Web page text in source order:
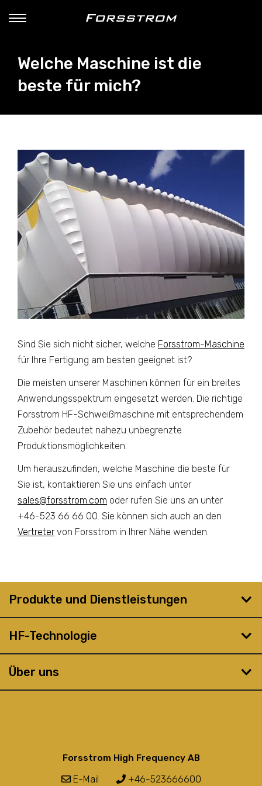
Welche Maschine ist die
beste für mich?
Sind Sie sich nicht sicher, welche Forsstrom-Maschine
für Ihre Fertigung am besten geeignet ist?
Die meisten unserer Maschinen können für ein breites
Anwendungsspektrum eingesetzt werden. Die richtige
Forsstrom HF-Schweißmaschine mit entsprechendem
Zubehör bedeutet nahezu unbegrenzte
Produktionsmöglichkeiten.
Um herauszufinden, welche Maschine die beste für
Sie ist, kontaktieren Sie uns einfach unter
sales@forsstrom.com oder rufen Sie uns an unter
+46-523 66 66 00. Sie können sich auch an den
Vertreter von Forsstrom in Ihrer Nähe wenden.
Produkte und Dienstleistungen
HF-Technologie
Über uns
Forsstrom High Frequency AB
E-Mail +46-523666600